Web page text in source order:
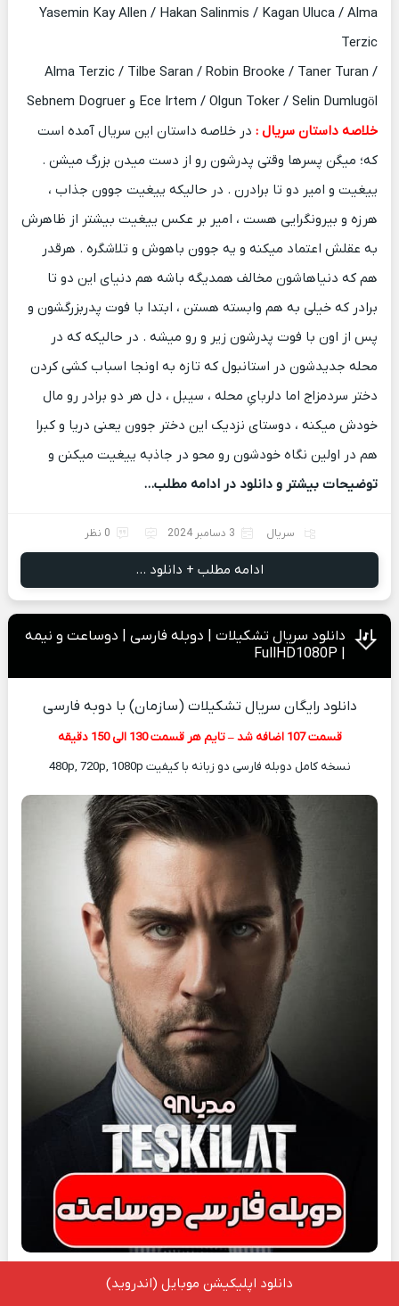
Yasemin Kay Allen / Hakan Salinmis / Kagan Uluca / Alma
Terzic
Alma Terzic / Tilbe Saran / Robin Brooke / Taner Turan /
Ece Irtem / Olgun Toker / Selin Dumlugöl و Sebnem Dogruer
خلاصه داستان سریال :در خلاصه داستان این سریال آمده است
که؛ میگن پسرها وقتی پدرشون رو از دست میدن بزرگ میشن .
ییغیت و امیر دو تا برادرن . در حالیکه ییغیت جوون جذاب ،
هرزه و بیرونگرایی هست ، امیر بر عکس ییغیت بیشتر از ظاهرش
به عقلش اعتماد میکنه و یه جوون باهوش و تلاشگره . هرقدر
هم که دنیاهاشون مخالف همدیگه باشه هم دنیای این دو تا
برادر که خیلی به هم وابسته هستن ، ابتدا با فوت پدربزرگشون و
پس از اون با فوت پدرشون زیر و رو میشه . در حالیکه که در
محله جدیدشون در استانبول که تازه به اونجا اسباب کشی کردن
دختر سردمزاج اما دلربایِ محله ، سیبل ، دل هر دو برادر رو مال
خودش میکنه ، دوستای نزدیک این دختر جوون یعنی دریا و کبرا
هم در اولین نگاه خودشون رو محو در جاذبه ییغیت میکنن و
توضیحات بیشتر و دانلود در ادامه مطلب…
سریال 3 دسامبر 2024 0 نظر
ادامه مطلب + دانلود ...
دانلود سریال تشکیلات | دوبله فارسی | دوساعت و نیمه
دانلود رایگان سریال تشکیلات (سازمان) با دوبه فارسی
قسمت 107 اضافه شد – تایم هر قسمت 130 الی 150 دقیقه
نسخه کامل دوبله فارسی دو زبانه با کیفیت 480p, 720p, 1080p
تشکیلات – سازمان
دانلود اپلیکیشن موبایل (اندروید)